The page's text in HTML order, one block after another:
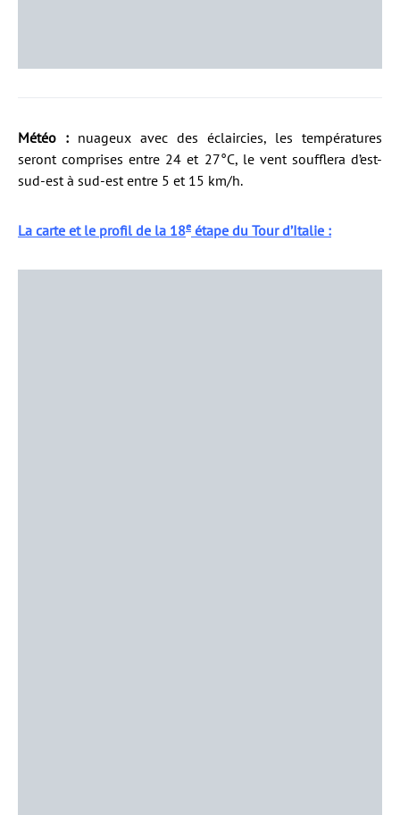
Météo : nuageux avec des éclaircies, les températures
seront comprises entre 24 et 27°C, le vent soufflera d’est-
sud-est à sud-est entre 5 et 15 km/h.
La carte et le profil de la 18e étape du Tour d’Italie :